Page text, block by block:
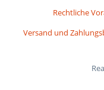
Rechtliche
Versand und